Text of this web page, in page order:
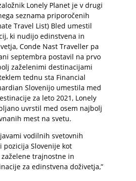
Lonely Planet je v drugi
seznama priporočenih
Travel List) Bled umestil
ki nudijo edinstvena in
Conde Nast Traveller pa
septembra postavil na prvo
zaželenimi destinacijami
tednu sta Financial
Slovenijo umestila med
za leto 2021, Lonely
uvrstil med osem najbolj
mest na svetu.
vodilnih svetovnih
pozicija Slovenije kot
trajnostne in
za edinstvena doživetja,”